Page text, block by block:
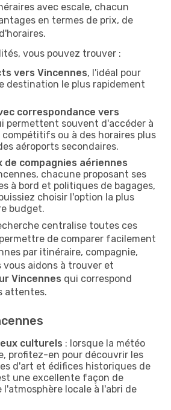
avec escale, chacun
en termes de prix, de
vous pouvez trouver :
vers Vincennes, l'idéal pour
destination le plus rapidement
correspondance vers
permettent souvent d'accéder à
ou à des horaires plus
aéroports secondaires.
de compagnies aériennes
chacune proposant ses
à bord et politiques de bagages,
choisir l'option la plus
budget.
centralise toutes ces
de comparer facilement
par itinéraire, compagnie,
vous aidons à trouver et
Vincennes qui correspond
attentes.
culturels : lorsque la météo
profitez-en pour découvrir les
d'art et édifices historiques de
une excellente façon de
l'atmosphère locale à l'abri de